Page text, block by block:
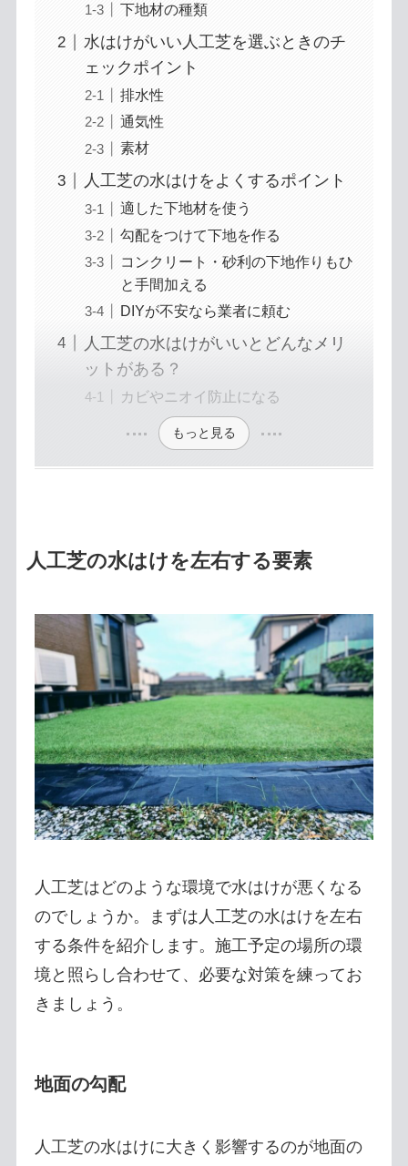
下地材の種類
水はけがいい人工芝を選ぶときのチ
ェックポイント
排水性
通気性
素材
人工芝の水はけをよくするポイント
適した下地材を使う
勾配をつけて下地を作る
コンクリート・砂利の下地作りもひ
と手間加える
DIYが不安なら業者に頼む
人工芝の水はけがいいとどんなメリ
ットがある？
カビやニオイ防止になる
もっと見る
人工芝の水はけを左右する要素
人工芝はどのような環境で水はけが悪くなる
のでしょうか。まずは人工芝の水はけを左右
する条件を紹介します。施工予定の場所の環
境と照らし合わせて、必要な対策を練ってお
きましょう。
地面の勾配
人工芝の水はけに大きく影響するのが地面の